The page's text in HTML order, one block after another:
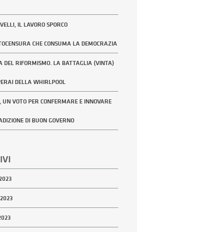
IL LAVORO SPORCO
CHE CONSUMA LA DEMOCRAZIA
DEL RIFORMISMO. LA BATTAGLIA (VINTA)
DELLA WHIRLPOOL
UN VOTO PER CONFERMARE E INNOVARE
DI BUON GOVERNO